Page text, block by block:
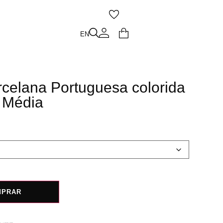
EN
Portuguesa colorida